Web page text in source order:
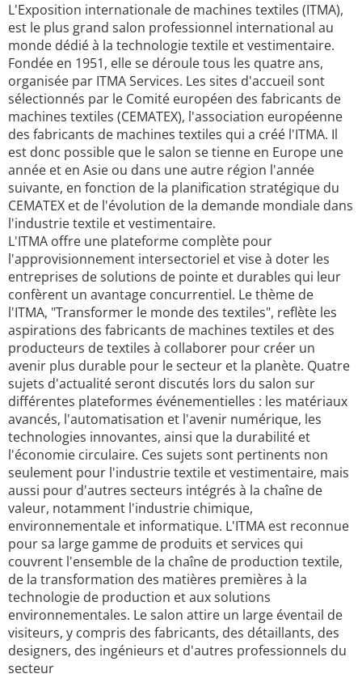
L'Exposition internationale de machines textiles (ITMA),
est le plus grand salon professionnel international au
monde dédié à la technologie textile et vestimentaire.
Fondée en 1951, elle se déroule tous les quatre ans,
organisée par ITMA Services. Les sites d'accueil sont
sélectionnés par le Comité européen des fabricants de
machines textiles (CEMATEX), l'association européenne
des fabricants de machines textiles qui a créé l'ITMA. Il
est donc possible que le salon se tienne en Europe une
année et en Asie ou dans une autre région l'année
suivante, en fonction de la planification stratégique du
CEMATEX et de l'évolution de la demande mondiale dans
l'industrie textile et vestimentaire.
L'ITMA offre une plateforme complète pour
l'approvisionnement intersectoriel et vise à doter les
entreprises de solutions de pointe et durables qui leur
confèrent un avantage concurrentiel. Le thème de
l'ITMA, "Transformer le monde des textiles", reflète les
aspirations des fabricants de machines textiles et des
producteurs de textiles à collaborer pour créer un
avenir plus durable pour le secteur et la planète. Quatre
sujets d'actualité seront discutés lors du salon sur
différentes plateformes événementielles : les matériaux
avancés, l'automatisation et l'avenir numérique, les
technologies innovantes, ainsi que la durabilité et
l'économie circulaire. Ces sujets sont pertinents non
seulement pour l'industrie textile et vestimentaire, mais
aussi pour d'autres secteurs intégrés à la chaîne de
valeur, notamment l'industrie chimique,
environnementale et informatique. L'ITMA est reconnue
pour sa large gamme de produits et services qui
couvrent l'ensemble de la chaîne de production textile,
de la transformation des matières premières à la
technologie de production et aux solutions
environnementales. Le salon attire un large éventail de
visiteurs, y compris des fabricants, des détaillants, des
designers, des ingénieurs et d'autres professionnels du
secteur